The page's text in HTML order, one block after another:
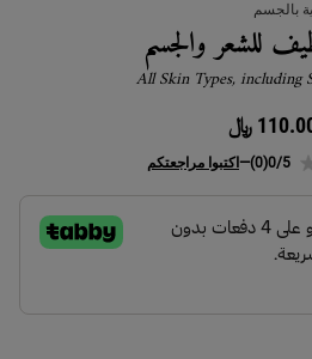
بالجسم
للشعر والجسم
All Skin Types, including
﷼
0/5
(0)
— اكتبوا مراجعتكم